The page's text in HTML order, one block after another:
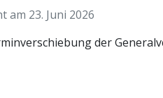
am 23. Juni 2026
der